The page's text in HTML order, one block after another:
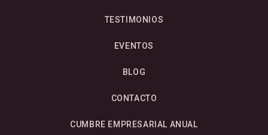
TESTIMONIOS
EVENTOS
BLOG
CONTACTO
CUMBRE EMPRESARIAL ANUAL